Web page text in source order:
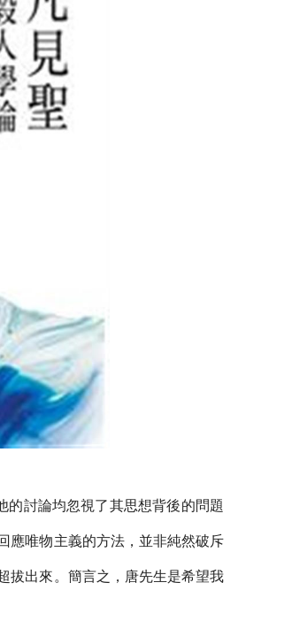
的討論均忽視了其思想背後的問題
應唯物主義的方法，並非純然破斥
拔出來。簡言之，唐先生是希望我